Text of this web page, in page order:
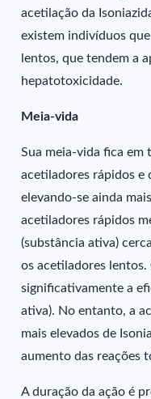
acetilação da
existem indivíduos
lentos, que tendem a
hepatotoxicidade.
Meia-vida
Sua meia-vida fica em
acetiladores rápidos e
elevando-se ainda
acetiladores rápidos
(substância ativa)
os acetiladores
significativamente a
ativa). No entanto, a
mais elevados de
aumento das reações
A duração da ação é